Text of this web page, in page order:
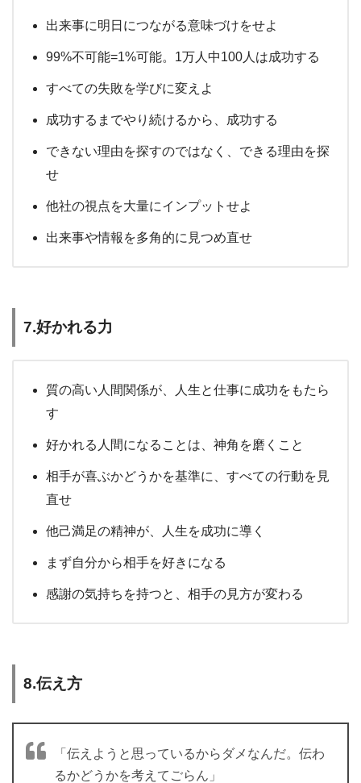
出来事に明日につながる意味づけをせよ
99%不可能=1%可能。1万人中100人は成功する
すべての失敗を学びに変えよ
成功するまでやり続けるから、成功する
できない理由を探すのではなく、できる理由を探
せ
他社の視点を大量にインプットせよ
出来事や情報を多角的に見つめ直せ
7.好かれる力
質の高い人間関係が、人生と仕事に成功をもたら
す
好かれる人間になることは、神角を磨くこと
相手が喜ぶかどうかを基準に、すべての行動を見
直せ
他己満足の精神が、人生を成功に導く
まず自分から相手を好きになる
感謝の気持ちを持つと、相手の見方が変わる
8.伝え方
「伝えようと思っているからダメなんだ。伝わ
るかどうかを考えてごらん」